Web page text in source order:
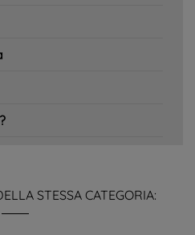
STESSA CATEGORIA: